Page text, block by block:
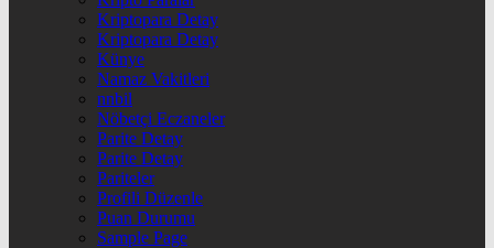
Kriptopara Detay
Kriptopara Detay
Künye
Namaz Vakitleri
nnbil
Nöbetçi Eczaneler
Parite Detay
Parite Detay
Pariteler
Profili Düzenle
Puan Durumu
Sample Page